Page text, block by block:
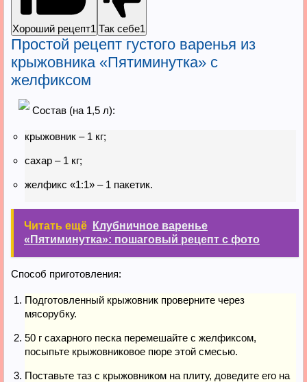
Хороший рецепт1 Так себе1
Простой рецепт густого варенья из
крыжовника «Пятиминутка» с
желфиксом
Состав (на 1,5 л):
крыжовник – 1 кг;
сахар – 1 кг;
желфикс «1:1» – 1 пакетик.
Читать ещё
Клубничное варенье
«Пятиминутка»: пошаговый рецепт с фото
Способ приготовления:
Подготовленный крыжовник проверните через
мясорубку.
50 г сахарного песка перемешайте с желфиксом,
посыпьте крыжовниковое пюре этой смесью.
Поставьте таз с крыжовником на плиту, доведите его на